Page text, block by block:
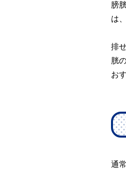
膀
は
排
胱
お
通